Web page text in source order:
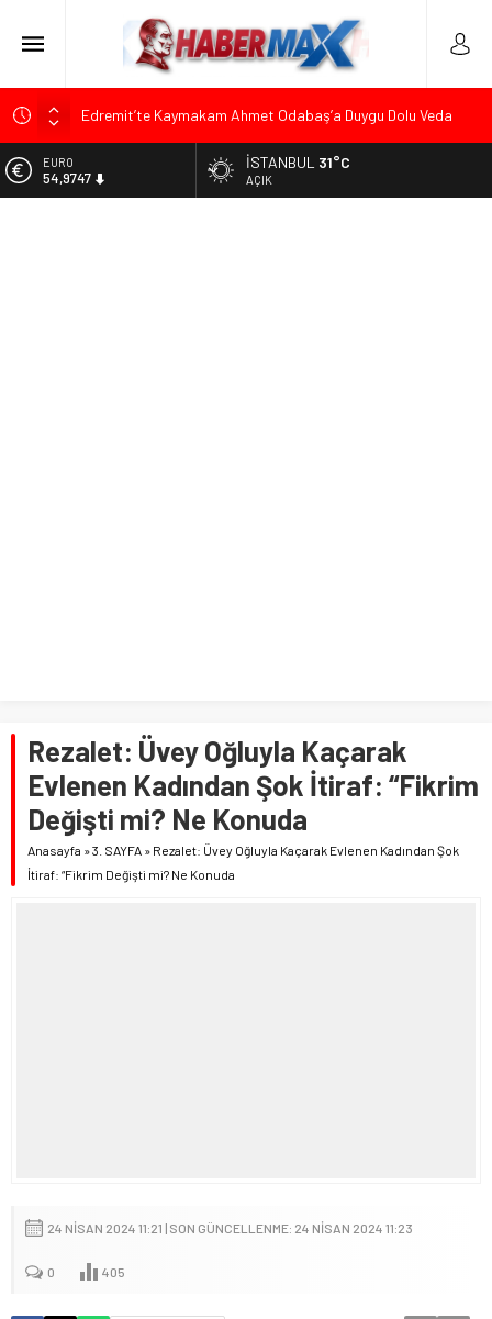
Edremit’te Kaymakam Ahmet Odabaş’a Duygu Dolu Veda
Tarihçi Yusuf Halaçoğlu’ndan TBMM’ye Sunulan Yasa Teklifine
Sert Eleştiri: “Osmanlı’nın Hukuk Anlayışının Gerisine
ALTIN
6.499,25
İSTANBUL 31°C
AÇIK
Rezalet: Üvey Oğluyla Kaçarak
Evlenen Kadından Şok İtiraf: “Fikrim
Değişti mi? Ne Konuda
Anasayfa »3. SAYFA » Rezalet: Üvey Oğluyla Kaçarak Evlenen Kadından Şok
İtiraf: “Fikrim Değişti mi? Ne Konuda
24 NISAN 2024 11:21 | SON GÜNCELLENME: 24 NISAN 2024 11:23
0 405